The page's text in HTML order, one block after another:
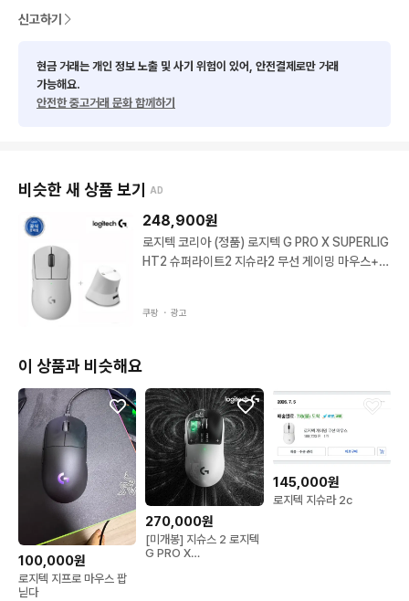
신고하기
현금 거래는 개인 정보 노출 및 사기 위험이 있어, 안전결제로만 거래
가능해요.
안전한 중고거래 문화 함께하기
비슷한 새 상품 보기 AD
248,900원
로지텍 코리아 (정품) 로지텍 G PRO X SUPERLIG
HT2 슈퍼라이트2 지슈라2 무선 게이밍 마우스+
쿠팡 ・ 광고
이 상품과 비슷해요
100,000원
로지텍 지프로 마우스 팝
닏다
270,000원
[미개봉] 지슈스 2 로지텍
G PRO X
145,000원
로지텍 지슈라 2c